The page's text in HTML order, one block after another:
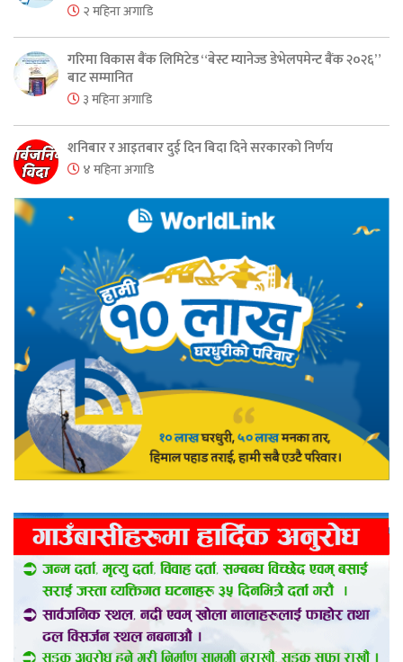
२ महिना अगाडि
गरिमा विकास बैंक लिमिटेड “बेस्ट म्यानेज्ड डेभेलपमेन्ट बैंक २०२६”
बाट सम्मानित
३ महिना अगाडि
शनिबार र आइतबार दुई दिन बिदा दिने सरकारको निर्णय
४ महिना अगाडि